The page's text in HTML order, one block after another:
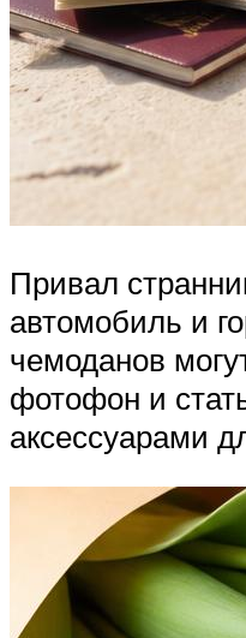
Привал
автомобиль и
чемоданов
фотофон и
аксессуарами